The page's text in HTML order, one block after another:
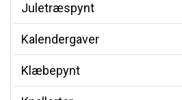
Juletræspynt
Kalendergaver
Klæbepynt